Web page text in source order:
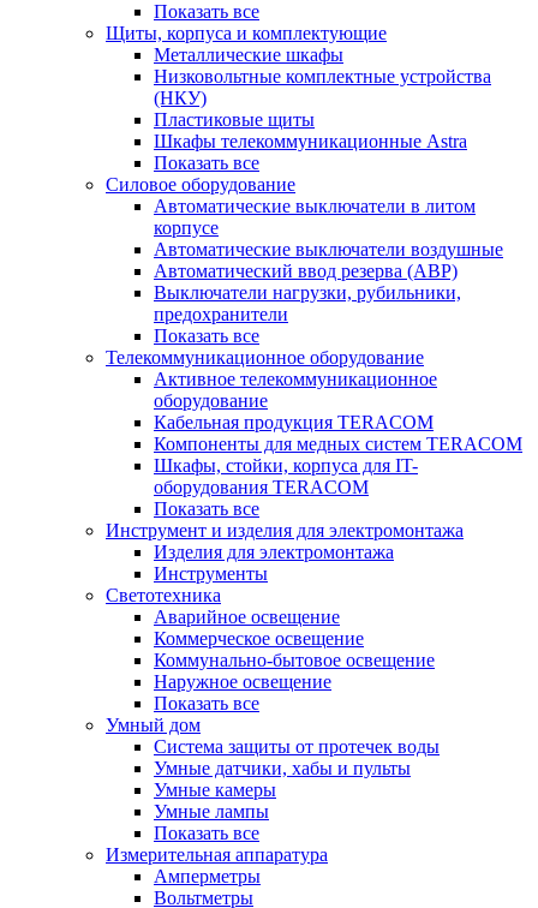
Показать все
Щиты, корпуса и комплектующие
Металлические шкафы
Низковольтные комплектные устройства
(НКУ)
Пластиковые щиты
Шкафы телекоммуникационные Astra
Показать все
Силовое оборудование
Автоматические выключатели в литом
корпусе
Автоматические выключатели воздушные
Автоматический ввод резерва (АВР)
Выключатели нагрузки, рубильники,
предохранители
Показать все
Телекоммуникационное оборудование
Активное телекоммуникационное
оборудование
Кабельная продукция TERACOM
Компоненты для медных систем TERACOM
Шкафы, стойки, корпуса для IT-
оборудования TERACOM
Показать все
Инструмент и изделия для электромонтажа
Изделия для электромонтажа
Инструменты
Светотехника
Аварийное освещение
Коммерческое освещение
Коммунально-бытовое освещение
Наружное освещение
Показать все
Умный дом
Система защиты от протечек воды
Умные датчики, хабы и пульты
Умные камеры
Умные лампы
Показать все
Измерительная аппаратура
Амперметры
Вольтметры